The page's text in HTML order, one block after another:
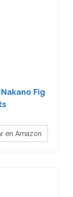
Nakano Fig
en Amazon